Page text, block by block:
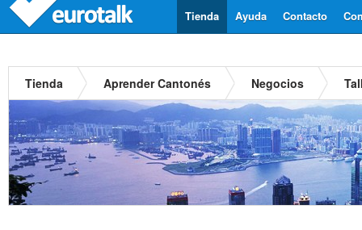
Contacto
Ayuda
Tienda
Tienda Aprender Cantonés Negocios